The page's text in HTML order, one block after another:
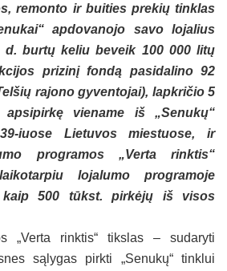
remonto ir buities prekių tinklas
apdovanojo savo lojalius
d. burtų keliu beveik 100 000 litų
prizinį fondą pasidalino 92
rajono gyventojai), lapkričio 5
viename iš „Senukų“
iuose Lietuvos miestuose, ir
programos „Verta rinktis“
lojalumo programoje
kaip 500 tūkst. pirkėjų iš visos
„Verta rinktis“ tikslas – sudaryti
sąlygas pirkti „Senukų“ tinklui